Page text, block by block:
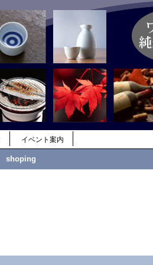
イベント案内
shoping